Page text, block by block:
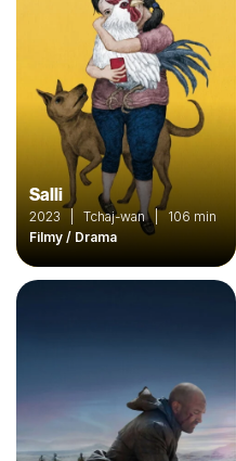
Salli
2023 | Tchaj-wan | 106 min
Filmy / Drama